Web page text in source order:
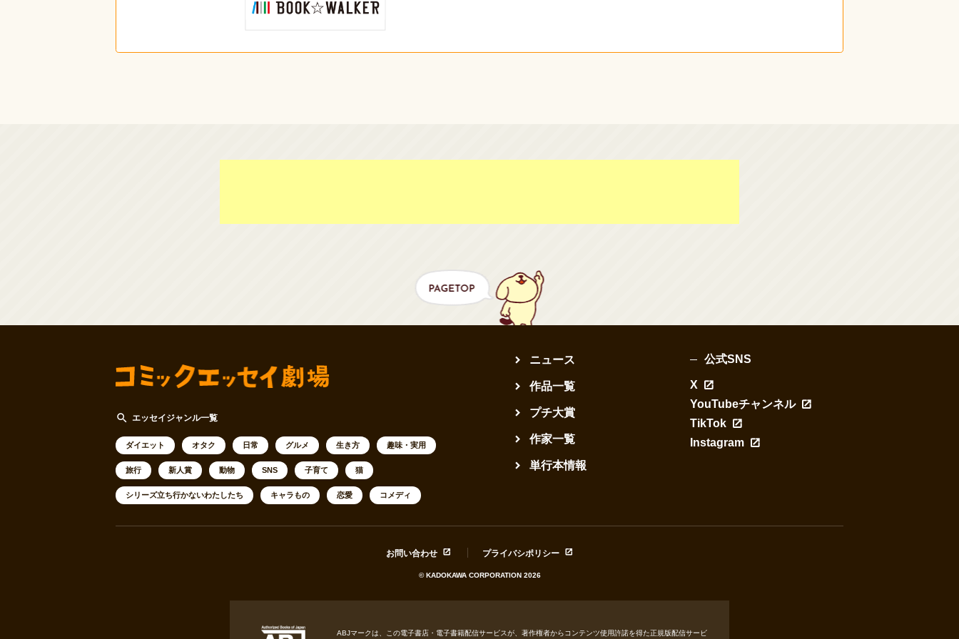
search エッセイジャンル一覧
ダイエット オタク 日常 グルメ 生き方 趣味・実用
旅行 新人賞 動物 SNS 子育て 猫
シリーズ立ち行かないわたしたち キャラもの 恋愛 コメディ
ニュース
作品一覧
プチ大賞
作家一覧
単行本情報
公式SNS
X
YouTubeチャンネル
TikTok
Instagram
お問い合わせ プライバシポリシー
© KADOKAWA CORPORATION 2026
ABJマークは、この電子書店・電子書籍配信サービスが、著作権者からコンテンツ使用許諾を得た正規版配信サービ